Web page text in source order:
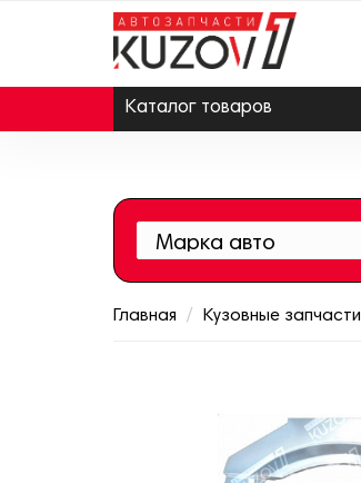
Каталог товаров
Главная Кузовные запчасти